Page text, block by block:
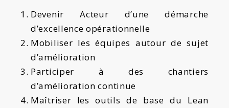
Devenir Acteur d’une démarche
d’excellence opérationnelle
Mobiliser les équipes autour de sujet
d’amélioration
Participer à des chantiers
d’amélioration continue
Maîtriser les outils de base du Lean